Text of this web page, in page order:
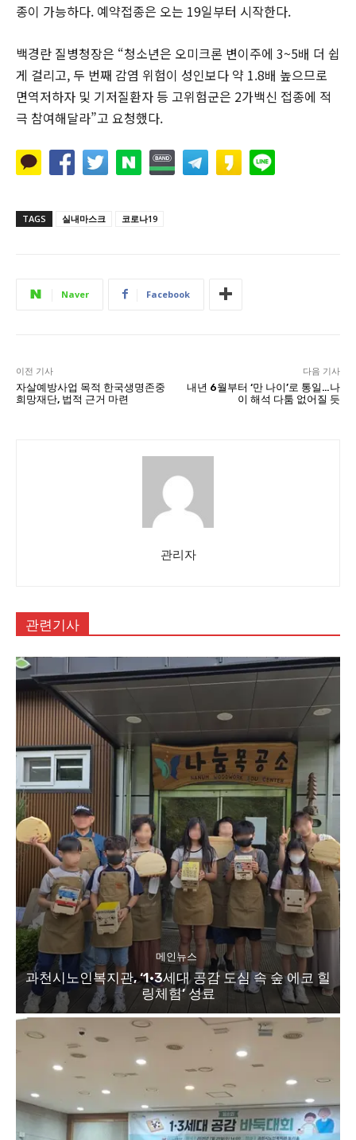
종이 가능하다. 예약접종은 오는 19일부터 시작한다.
백경란 질병청장은 “청소년은 오미크론 변이주에 3~5배 더 쉽
게 걸리고, 두 번째 감염 위험이 성인보다 약 1.8배 높으므로
면역저하자 및 기저질환자 등 고위험군은 2가백신 접종에 적
극 참여해달라”고 요청했다.
TAGS 실내마스크 코로나19
Naver Facebook
이전 기사
자살예방사업 목적 한국생명존중
희망재단, 법적 근거 마련
다음 기사
내년 6월부터 ‘만 나이’로 통일…나
이 해석 다툼 없어질 듯
관리자
관련기사
메인뉴스
과천시노인복지관, ‘1·3세대 공감 도심 속 숲 에코 힐
링체험’ 성료